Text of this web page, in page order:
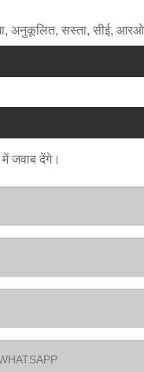
अनुकूलित, सस्ता, सीई,
जवाब देंगे।